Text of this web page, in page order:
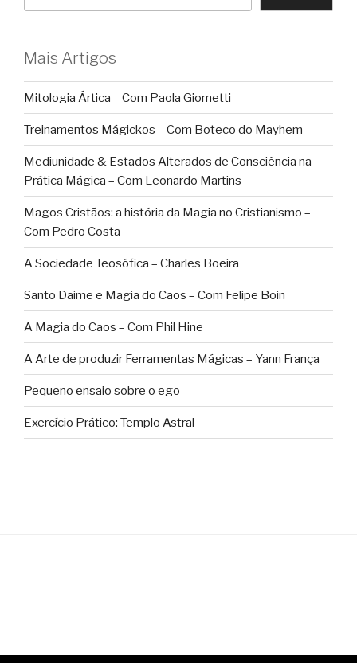
Mais Artigos
Mitologia Ártica – Com Paola Giometti
Treinamentos Mágickos – Com Boteco do Mayhem
Mediunidade & Estados Alterados de Consciência na
Prática Mágica – Com Leonardo Martins
Magos Cristãos: a história da Magia no Cristianismo –
Com Pedro Costa
A Sociedade Teosófica – Charles Boeira
Santo Daime e Magia do Caos – Com Felipe Boin
A Magia do Caos – Com Phil Hine
A Arte de produzir Ferramentas Mágicas – Yann França
Pequeno ensaio sobre o ego
Exercício Prático: Templo Astral